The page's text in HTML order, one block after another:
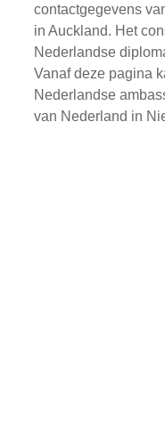
contactgegevens
in Auckland. Het
Nederlandse
Vanaf deze pagina
Nederlandse
van Nederland in